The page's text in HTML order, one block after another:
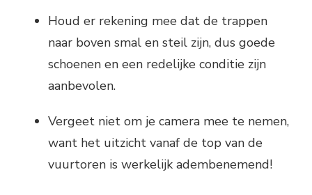
Houd er rekening mee dat de trappen
naar boven smal en steil zijn, dus goede
schoenen en een redelijke conditie zijn
aanbevolen.
Vergeet niet om je camera mee te nemen,
want het uitzicht vanaf de top van de
vuurtoren is werkelijk adembenemend!